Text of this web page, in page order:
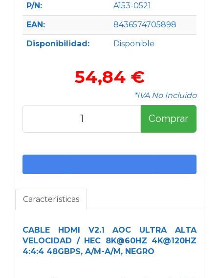
P/N: A153-0521
EAN: 8436574705898
Disponibilidad: Disponible
54,84 €
*IVA No Incluido
Comprar
Características
CABLE HDMI V2.1 AOC ULTRA ALTA
VELOCIDAD / HEC 8K@60HZ 4K@120HZ
4:4:4 48GBPS, A/M-A/M, NEGRO